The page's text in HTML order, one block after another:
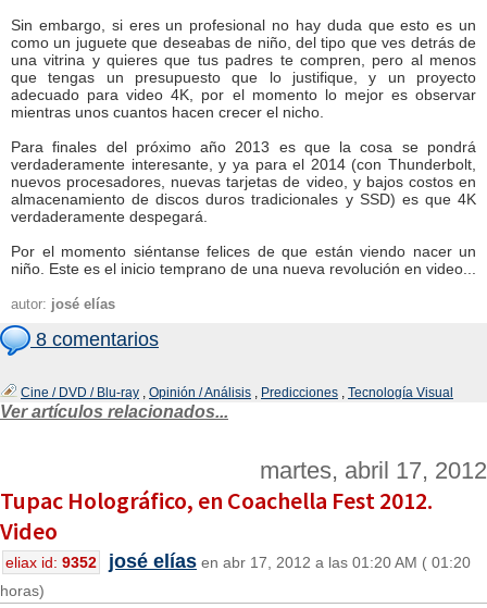
Sin embargo, si eres un profesional no hay duda que esto es un
como un juguete que deseabas de niño, del tipo que ves detrás de
una vitrina y quieres que tus padres te compren, pero al menos
que tengas un presupuesto que lo justifique, y un proyecto
adecuado para video 4K, por el momento lo mejor es observar
mientras unos cuantos hacen crecer el nicho.
Para finales del próximo año 2013 es que la cosa se pondrá
verdaderamente interesante, y ya para el 2014 (con Thunderbolt,
nuevos procesadores, nuevas tarjetas de video, y bajos costos en
almacenamiento de discos duros tradicionales y SSD) es que 4K
verdaderamente despegará.
Por el momento siéntanse felices de que están viendo nacer un
niño. Este es el inicio temprano de una nueva revolución en video...
autor: josé elías
8 comentarios
Cine / DVD / Blu-ray , Opinión / Análisis , Predicciones , Tecnología Visual
Ver artículos relacionados...
martes, abril 17, 2012
Tupac Holográfico, en Coachella Fest 2012.
Video
eliax id: 9352 josé elías en abr 17, 2012 a las 01:20 AM ( 01:20
horas)